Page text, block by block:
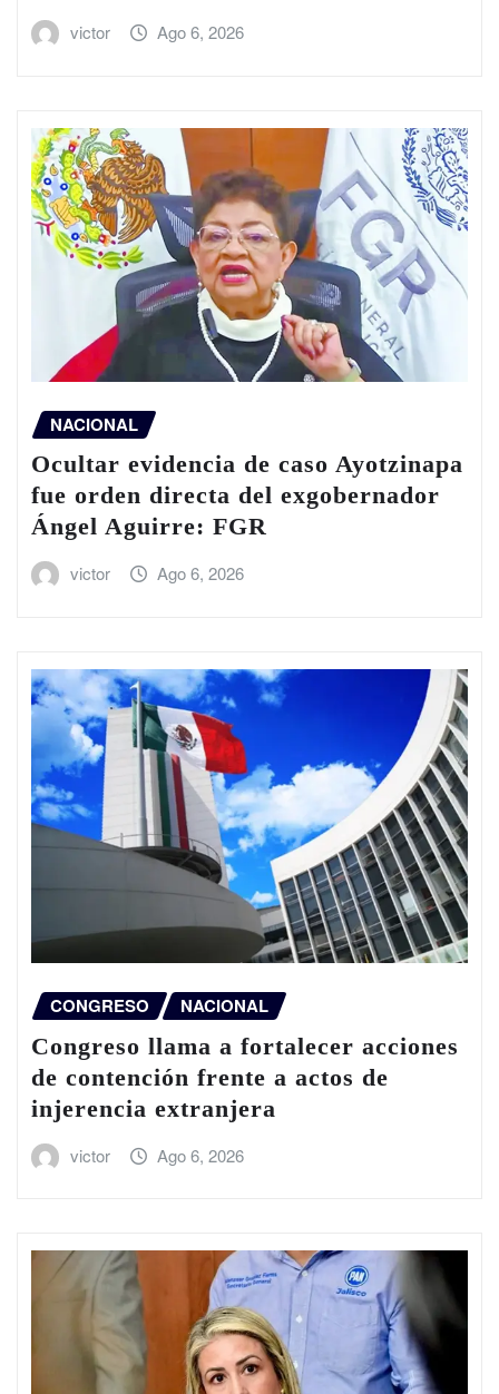
victor Ago 6, 2026
NACIONAL
Ocultar evidencia de caso Ayotzinapa
fue orden directa del exgobernador
Ángel Aguirre: FGR
victor Ago 6, 2026
CONGRESO NACIONAL
Congreso llama a fortalecer acciones
de contención frente a actos de
injerencia extranjera
victor Ago 6, 2026